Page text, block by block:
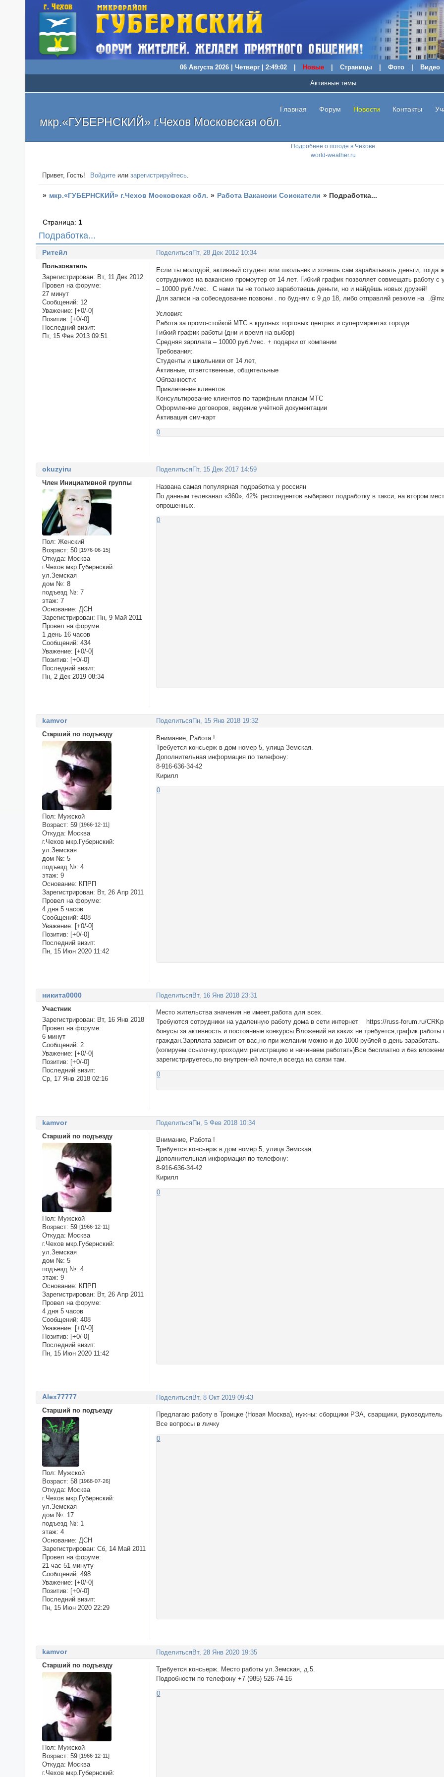
06 Августа 2026 | Четверг | 2:49:03 Новые Страницы Фото Видео
Подробнее о погоде в Чехове
world-weather.ru
мкр.«ГУБЕРНСКИЙ» г.Чехов Московская обл.
Главная Форум Новости Контакты
Активные темы
Привет, Гость! Войдите илизарегистрируйтесь.
» мкр.«ГУБЕРНСКИЙ» г.Чехов Московская обл. » Работа Вакансии Соискатели » Подработка...
Подработка...
Страница: 1
Поделиться Пт, 28 Дек 2012 10:34
Ритейл
Пользователь
Зарегистрирован: Вт, 11 Дек 2012
Провел на форуме:
27 минут
Сообщений: 12
Уважение: [+0/-0]
Позитив: [+0/-0]
Последний визит:
Пт, 15 Фев 2013 09:51
Если ты молодой, активный студент или школьник и хочешь сам зарабатывать деньги,
сотрудников на вакансию промоутер от 14 лет. Гибкий график позволяет совмещать работу
– 10000 руб./мес. С нами ты не только заработаешь деньги, но и найдёшь новых друзей!
Для записи на собеседование позвони . по будням с 9 до 18, либо отправляй резюме на
Условия:
Работа за промо-стойкой МТС в крупных торговых центрах и супермаркетах города
Гибкий график работы (дни и время на выбор)
Средняя зарплата – 10000 руб./мес. + подарки от компании
Требования:
Студенты и школьники от 14 лет,
Активные, ответственные, общительные
Обязанности:
Привлечение клиентов
Консультирование клиентов по тарифным планам МТС
Оформление договоров, ведение учётной документации
Активация сим-карт
0
Поделиться Пт, 15 Дек 2017 14:59
okuzyiru
Член Инициативной группы
Пол: Женский
Возраст: 50 [1976-06-15]
Откуда: Москва
г.Чехов мкр.Губернский:
ул.Земская
дом №: 8
подъезд №: 7
этаж: 7
Основание: ДСН
Зарегистрирован: Пн, 9 Май 2011
Провел на форуме:
1 день 16 часов
Сообщений: 434
Уважение: [+0/-0]
Позитив: [+0/-0]
Последний визит:
Пн, 2 Дек 2019 08:34
Названа самая популярная подработка у россиян
По данным телеканал «360», 42% респондентов выбирают подработку в такси, на втором
опрошенных.
0
Поделиться Пн, 15 Янв 2018 19:32
kamvor
Старший по подъезду
Пол: Мужской
Возраст: 59 [1966-12-11]
Откуда: Москва
г.Чехов мкр.Губернский:
ул.Земская
дом №: 5
подъезд №: 4
этаж: 9
Основание: КПРП
Зарегистрирован: Вт, 26 Апр 2011
Провел на форуме:
4 дня 5 часов
Сообщений: 408
Уважение: [+0/-0]
Позитив: [+0/-0]
Последний визит:
Пн, 15 Июн 2020 11:42
Внимание, Работа !
Требуется консьерж в дом номер 5, улица Земская.
Дополнительная информация по телефону:
8-916-636-34-42
Кирилл
0
Поделиться Вт, 16 Янв 2018 23:31
никита0000
Участник
Зарегистрирован: Вт, 16 Янв 2018
Провел на форуме:
6 минут
Сообщений: 2
Уважение: [+0/-0]
Позитив: [+0/-0]
Последний визит:
Ср, 17 Янв 2018 02:16
Место жительства значения не имеет,работа для всех.
Требуются сотрудники на удаленную работу дома в сети интернет https://russ-forum.ru/
бонусы за активность и постоянные конкурсы.Вложений ни каких не требуется,график
граждан.Зарплата зависит от вас,но при желании можно и до 1000 рублей в день заработать.
(копируем ссылочку,проходим регистрацию и начинаем работать)Все бесплатно и без
зарегистрируетесь,по внутренней почте,я всегда на связи там.
0
Поделиться Пн, 5 Фев 2018 10:34
kamvor
Старший по подъезду
Пол: Мужской
Возраст: 59 [1966-12-11]
Откуда: Москва
г.Чехов мкр.Губернский:
ул.Земская
дом №: 5
подъезд №: 4
этаж: 9
Основание: КПРП
Зарегистрирован: Вт, 26 Апр 2011
Провел на форуме:
4 дня 5 часов
Сообщений: 408
Уважение: [+0/-0]
Позитив: [+0/-0]
Последний визит:
Пн, 15 Июн 2020 11:42
Внимание, Работа !
Требуется консьерж в дом номер 5, улица Земская.
Дополнительная информация по телефону:
8-916-636-34-42
Кирилл
0
Поделиться Вт, 8 Окт 2019 09:43
Alex77777
Старший по подъезду
Пол: Мужской
Возраст: 58 [1968-07-26]
Откуда: Москва
г.Чехов мкр.Губернский:
ул.Земская
дом №: 17
подъезд №: 1
этаж: 4
Основание: ДСН
Зарегистрирован: Сб, 14 Май 2011
Провел на форуме:
21 час 51 минуту
Сообщений: 498
Уважение: [+0/-0]
Позитив: [+0/-0]
Последний визит:
Пн, 15 Июн 2020 22:29
Предлагаю работу в Троицке (Новая Москва), нужны: сборщики РЭА, сварщики, руководитель
Все вопросы в личку
0
ПоделитьсяВт, 28 Янв 2020 19:35
kamvor
Старший по подъезду
Пол: Мужской
Возраст: 59 [1966-12-11]
Откуда: Москва
г.Чехов мкр.Губернский:
Требуется консьерж. Место работы ул.Земская, д.5.
Подробности по телефону +7 (985) 526-74-16
0